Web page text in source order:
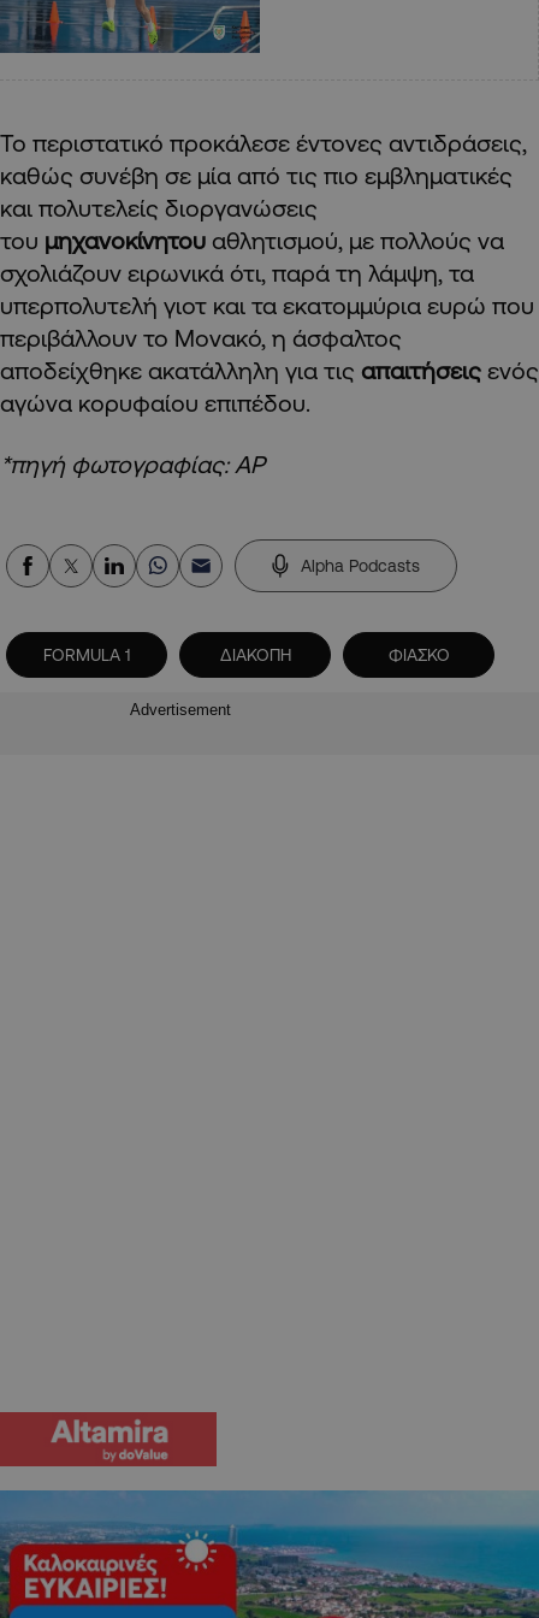
Το περιστατικό προκάλεσε έντονες αντιδράσεις,
καθώς συνέβη σε μία από τις πιο εμβληματικές
και πολυτελείς διοργανώσεις
του μηχανοκίνητου αθλητισμού, με πολλούς να
σχολιάζουν ειρωνικά ότι, παρά τη λάμψη, τα
υπερπολυτελή γιοτ και τα εκατομμύρια ευρώ που
περιβάλλουν το Μονακό, η άσφαλτος
αποδείχθηκε ακατάλληλη για τις απαιτήσεις ενός
αγώνα κορυφαίου επιπέδου.
*πηγή φωτογραφίας: ΑΡ
Alpha Podcasts
FORMULA 1 ΔΙΑΚΟΠΗ ΦΙΑΣΚΟ
Advertisement